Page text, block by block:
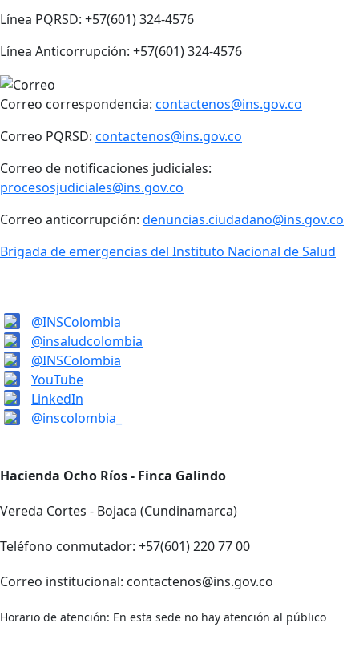
Línea PQRSD: +57(601) 324-4576
Línea Anticorrupción: +57(601) 324-4576
Correo correspondencia: contactenos@ins.gov.co
Correo PQRSD: contactenos@ins.gov.co
Correo de notificaciones judiciales:
procesosjudiciales@ins.gov.co
Correo anticorrupción: denuncias.ciudadano@ins.gov.co
Brigada de emergencias del Instituto Nacional de Salud
@INSColombia
@insaludcolombia
@INSColombia
YouTube
LinkedIn
@inscolombia_
Hacienda Ocho Ríos - Finca Galindo
Vereda Cortes - Bojaca (Cundinamarca)
Teléfono conmutador: +57(601) 220 77 00
Correo institucional: contactenos@ins.gov.co
Horario de atención: En esta sede no hay atención al público